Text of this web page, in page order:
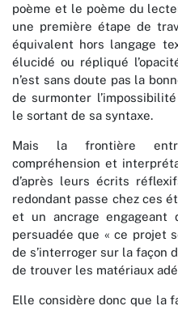
poème et le poème du
une première étape de
équivalent hors langage
élucidé ou répliqué
n’est sans doute pas la
de surmonter
le sortant de sa syntaxe.
Mais la frontière
compréhension et
d’après leurs écrits
redondant passe chez ces
et un ancrage engageant
persuadée que « ce projet
de s’interroger sur la façon
de trouver les matériaux
Elle considère donc que la